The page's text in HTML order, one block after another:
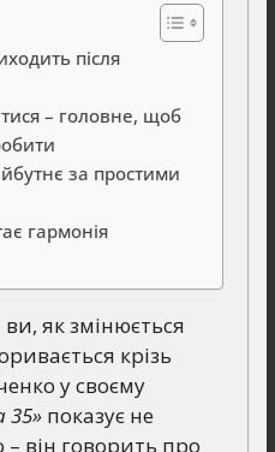
після
– головне, щоб
за простими
гармонія
як змінюється
крізь
у своєму
35»показує не
– він говорить про